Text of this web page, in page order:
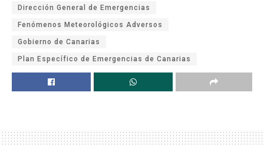
Dirección General de Emergencias
Fenómenos Meteorológicos Adversos
Gobierno de Canarias
Plan Específico de Emergencias de Canarias